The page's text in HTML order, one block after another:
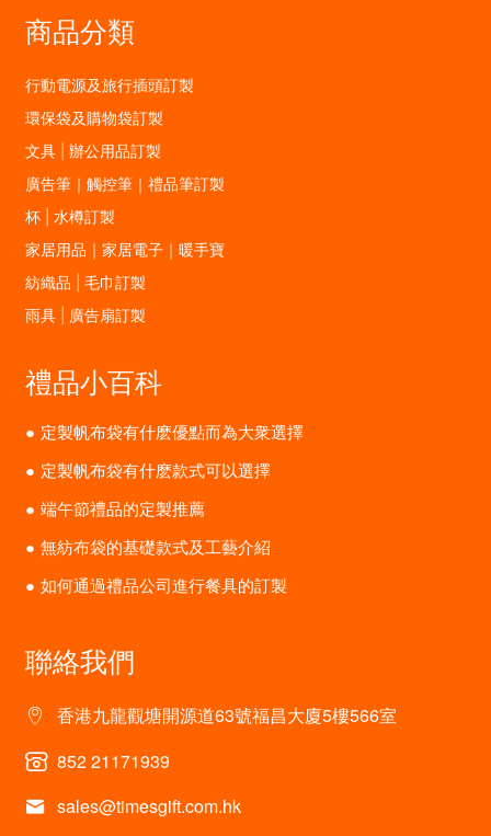
商品分類
行動電源及旅行插頭訂製
環保袋及購物袋訂製
文具 | 辦公用品訂製
廣告筆｜觸控筆｜禮品筆訂製
杯 | 水樽訂製
家居用品｜家居電子｜暖手寶
紡織品 | 毛巾訂製
雨具 | 廣告扇訂製
禮品小百科
定製帆布袋有什麽優點而為大衆選擇
定製帆布袋有什麽款式可以選擇
端午節禮品的定製推薦
無紡布袋的基礎款式及工藝介紹
如何通過禮品公司進行餐具的訂製
聯絡我們
香港九龍觀塘開源道63號福昌大廈5樓566室
852 21171939
sales@timesgift.com.hk